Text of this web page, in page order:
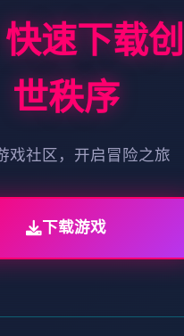
速下载创
世秩序
戏社区，开启冒险之旅
下载游戏